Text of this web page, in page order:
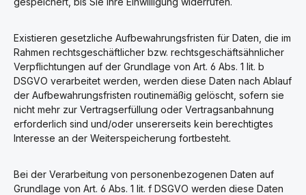
Existieren gesetzliche Aufbewahrungsfristen für Daten, die im
Rahmen rechtsgeschäftlicher bzw. rechtsgeschäftsähnlicher
Verpflichtungen auf der Grundlage von Art. 6 Abs. 1 lit. b
DSGVO verarbeitet werden, werden diese Daten nach Ablauf
der Aufbewahrungsfristen routinemäßig gelöscht, sofern sie
nicht mehr zur Vertragserfüllung oder Vertragsanbahnung
erforderlich sind und/oder unsererseits kein berechtigtes
Interesse an der Weiterspeicherung fortbesteht.
Bei der Verarbeitung von personenbezogenen Daten auf
Grundlage von Art. 6 Abs. 1 lit. f DSGVO werden diese Daten